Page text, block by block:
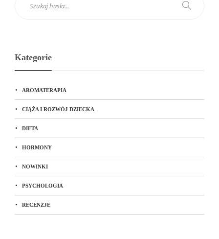
Kategorie
AROMATERAPIA
CIĄŻA I ROZWÓJ DZIECKA
DIETA
HORMONY
NOWINKI
PSYCHOLOGIA
RECENZJE